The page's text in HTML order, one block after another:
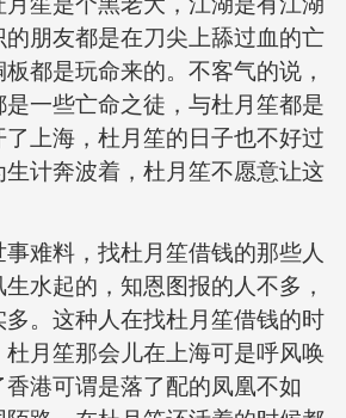
朋友都是在刀尖上舔过血的亡
都是玩命来的。不客气的说，
一些亡命之徒，与杜月笙都是
上海，杜月笙的日子也不好过
计奔波着，杜月笙不愿意让这
难料，找杜月笙借钱的那些人
水起的，知恩图报的人不多，
多。这种人在找杜月笙借钱的时
月笙那会儿在上海可是呼风唤
港可谓是落了配的凤凰不如